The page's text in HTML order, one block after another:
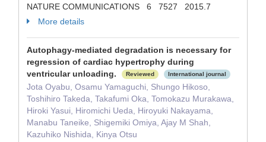
NATURE COMMUNICATIONS 6 7527 2015.7
More details
Autophagy-mediated degradation is necessary for
regression of cardiac hypertrophy during
ventricular unloading.
Reviewed International journal
Jota Oyabu, Osamu Yamaguchi, Shungo Hikoso,
Toshihiro Takeda, Takafumi Oka, Tomokazu Murakawa,
Hiroki Yasui, Hiromichi Ueda, Hiroyuki Nakayama,
Manabu Taneike, Shigemiki Omiya, Ajay M Shah,
Kazuhiko Nishida, Kinya Otsu